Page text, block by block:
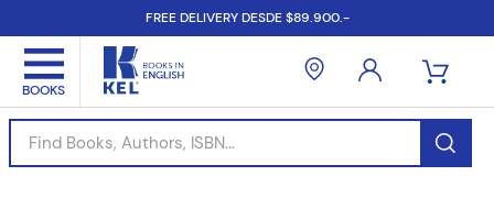
FREE DELIVERY DESDE $89.900.-
Find Books, Authors, ISBN...